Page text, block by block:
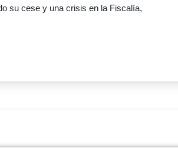
su cese y una crisis en la Fiscalía,